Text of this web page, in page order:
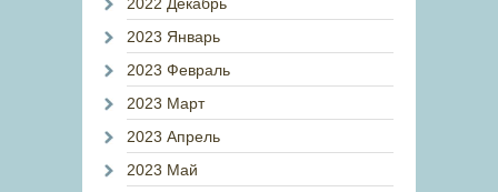
2023 Январь
2023 Февраль
2023 Март
2023 Апрель
2023 Май